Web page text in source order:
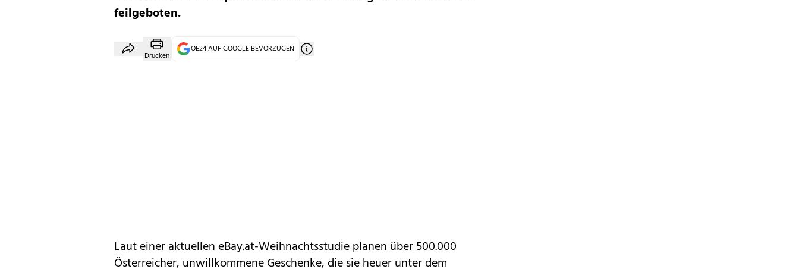
feilgeboten.
Drucken
OE24 AUF GOOGLE BEVORZUGEN
Laut einer aktuellen eBay.at-Weihnachtsstudie planen über 500.000
Österreicher, unwillkommene Geschenke, die sie heuer unter dem